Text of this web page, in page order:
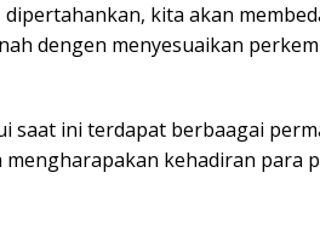
kita akan
dengen menyesuaikan
saat ini terdapat berbaagai
kehadiran para